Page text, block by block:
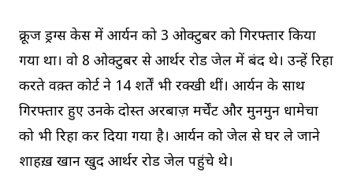
क्रूज ड्रग्स केस में आर्यन को 3 ओक्टुबर को गिरफ्तार किया
गया था। वो 8 ओक्टुबर से आर्थर रोड जेल में बंद थे। उन्हें रिहा
करते वक़्त कोर्ट ने 14 शर्तें भी रक्खी थीं। आर्यन के साथ
गिरफ्तार हुए उनके दोस्त अरबाज़ मर्चेंट और मुनमुन धामेचा
को भी रिहा कर दिया गया है। आर्यन को जेल से घर ले जाने
शाहरुख़ खान खुद आर्थर रोड जेल पहुंचे थे।